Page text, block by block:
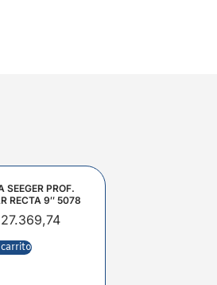
SEEGER PROF.
RECTA 9″ 5078
27.369,74